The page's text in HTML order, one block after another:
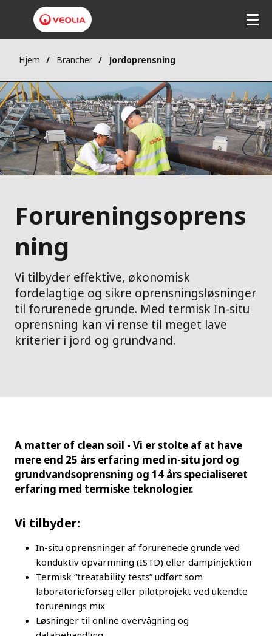
Hjem Brancher Jordoprensning
Forureningsoprens
ning
Vi tilbyder effektive, økonomisk
fordelagtige og sikre oprensningsløsninger
til forurenede grunde. Med termisk In-situ
oprensning kan vi rense til meget lave
kriterier i jord og grundvand.
A matter of clean soil - Vi er stolte af at have
mere end 25 års erfaring med in-situ jord og
grundvandsoprensning og 14 års specialiseret
erfaring med termiske teknologier.
Vi tilbyder:
In-situ oprensninger af forurenede grunde ved
konduktiv opvarmning (ISTD) eller dampinjektion
Termisk “treatability tests” udført som
laboratorieforsøg eller pilotprojekt ved ukendte
forurenings mix
Løsninger til online overvågning og